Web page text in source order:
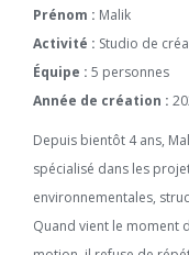
Prénom : Malik
Activité : Studio de
Équipe : 5 personnes
Année de création :
Depuis bientôt 4 ans,
spécialisé dans les
environnementales,
Quand vient le moment